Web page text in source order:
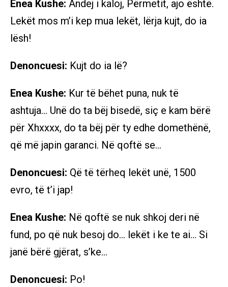
Enea Kushe: Andej i kaloj, Përmetit, ajo është.
Lekët mos m’i kep mua lekët, lërja kujt, do ia
lësh!
Denoncuesi: Kujt do ia lë?
Enea Kushe: Kur të bëhet puna, nuk të
ashtuja… Unë do ta bëj bisedë, siç e kam bërë
për Xhxxxx, do ta bëj për ty edhe domethënë,
që më japin garanci. Në qoftë se…
Denoncuesi: Që të tërheq lekët unë, 1500
evro, të t’i jap!
Enea Kushe: Në qoftë se nuk shkoj deri në
fund, po që nuk besoj do… lekët i ke te ai… Si
janë bërë gjërat, s’ke…
Denoncuesi: Po!